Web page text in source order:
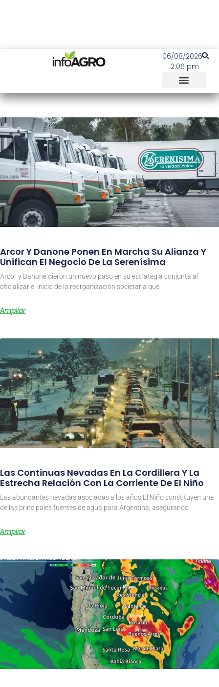
06/08/2026
2:06 pm
Arcor Y Danone Ponen En Marcha Su Alianza Y
Unifican El Negocio De La Serenísima
Arcor y Danone dieron un nuevo paso en su estrategia conjunta al
oficializar el inicio de la reorganización societaria que
Ampliar
Las Continuas Nevadas En La Cordillera Y La
Estrecha Relación Con La Corriente De El Niño
Las abundantes nevadas asociadas a los años El Niño constituyen una
de las principales fuentes de agua para Argentina, asegurando
Ampliar